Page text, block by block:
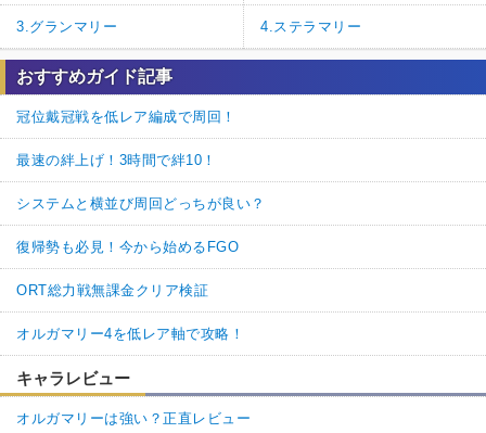
3.グランマリー 4.ステラマリー
おすすめガイド記事
冠位戴冠戦を低レア編成で周回！
最速の絆上げ！3時間で絆10！
システムと横並び周回どっちが良い？
復帰勢も必見！今から始めるFGO
ORT総力戦無課金クリア検証
オルガマリー4を低レア軸で攻略！
キャラレビュー
オルガマリーは強い？正直レビュー